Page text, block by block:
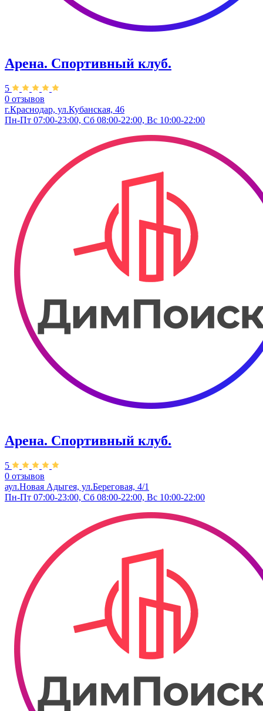
Арена. Спортивный клуб.
5
0 отзывов
г.Краснодар, ул.Кубанская, 46
Пн-Пт 07:00-23:00, Сб 08:00-22:00, Вс 10:00-22:00
Арена. Спортивный клуб.
5
0 отзывов
аул.Новая Адыгея, ул.Береговая, 4/1
Пн-Пт 07:00-23:00, Сб 08:00-22:00, Вс 10:00-22:00